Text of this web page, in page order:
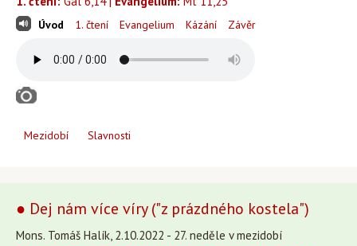
Úvod 1. čtení Evangelium Kázání Závěr
Mezidobí Slavnosti
● Dej nám více víry ("z prázdného kostela")
Mons. Tomáš Halík, 2.10.2022 - 27. neděle v mezidobí